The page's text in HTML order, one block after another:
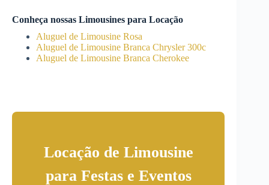
Conheça nossas Limousines para Locação
Aluguel de Limousine Rosa
Aluguel de Limousine Branca Chrysler 300c
Aluguel de Limousine Branca Cherokee
Locação de Limousine
para Festas e Eventos